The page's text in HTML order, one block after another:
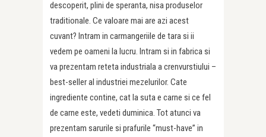
descoperit, plini de speranta, nisa produselor
traditionale. Ce valoare mai are azi acest
cuvant? Intram in carmangeriile de tara si ii
vedem pe oameni la lucru. Intram si in fabrica si
va prezentam reteta industriala a crenvurstiului –
best-seller al industriei mezelurilor. Cate
ingrediente contine, cat la suta e carne si ce fel
de carne este, vedeti duminica. Tot atunci va
prezentam sarurile si prafurile “must-have” in